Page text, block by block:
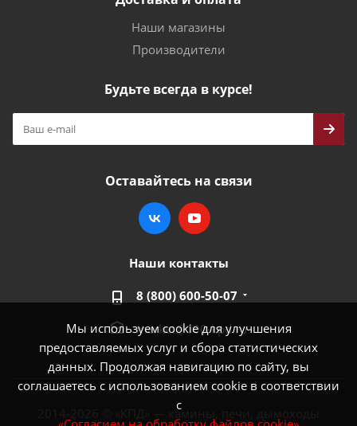
Мы используем cookie для улучшения
предоставляемых услуг и сбора статистических
данных. Продолжая навигацию по сайту, вы
соглашаетесь с использованием cookie в соответствии
с
Наши магазины
Производители
Будьте всегда в курсе!
Оставайтесь на связи
Наши контакты
8 (800) 600-50-07
market@100-kpd.ru
2014-2026 © «КПД» — камины, печи, дымоходы